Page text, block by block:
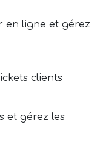
en ligne et gérez
clients
et gérez les